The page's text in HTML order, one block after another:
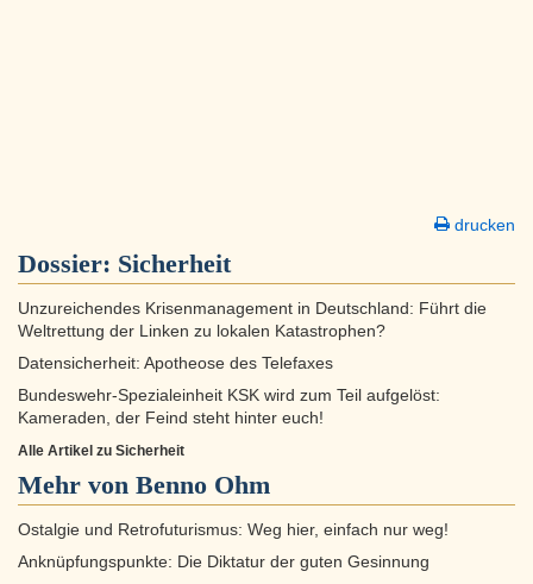
drucken
Dossier: Sicherheit
Unzureichendes Krisenmanagement in Deutschland: Führt die
Weltrettung der Linken zu lokalen Katastrophen?
Datensicherheit: Apotheose des Telefaxes
Bundeswehr-Spezialeinheit KSK wird zum Teil aufgelöst:
Kameraden, der Feind steht hinter euch!
Alle Artikel zu Sicherheit
Mehr von Benno Ohm
Ostalgie und Retrofuturismus: Weg hier, einfach nur weg!
Anknüpfungspunkte: Die Diktatur der guten Gesinnung